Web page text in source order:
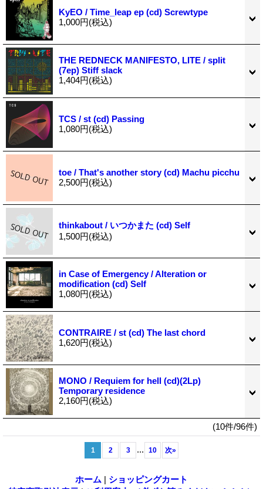
KyEO / Time_leap ep (cd) Screwtype
1,000円(税込)
THE REDNECK MANIFESTO, LITE / split
(7ep) Stiff slack
1,404円(税込)
TCS / st (cd) Passing
1,080円(税込)
toe / That's another story (cd) Machu picchu
2,500円(税込)
thinkabout / いつかまた (cd) Self
1,500円(税込)
in Case of Emergency / Alteration or
modification (cd) Self
1,080円(税込)
CONTRAIRE / st (cd) The last chord
1,620円(税込)
MONO / Requiem for hell (cd)(2Lp)
Temporary residence
2,160円(税込)
(10件/96件)
1 2 3 ... 10 次»
ホーム | ショッピングカート